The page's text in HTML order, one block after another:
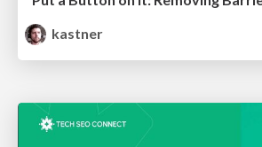
kastner